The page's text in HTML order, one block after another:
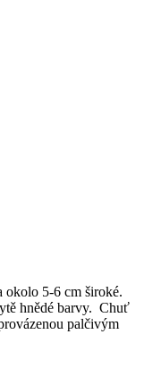
okolo 5-6 cm široké.
hnědé barvy. Chuť
palčivým